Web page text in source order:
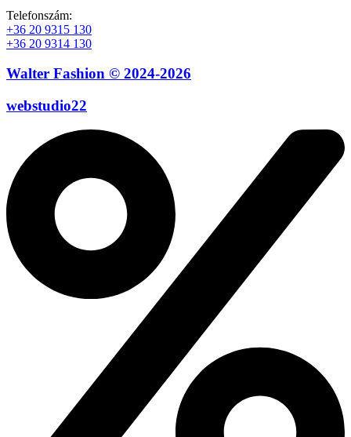
Telefonszám:
+36 20 9315 130
+36 20 9314 130
Walter Fashion © 2024-2026
webstudio22